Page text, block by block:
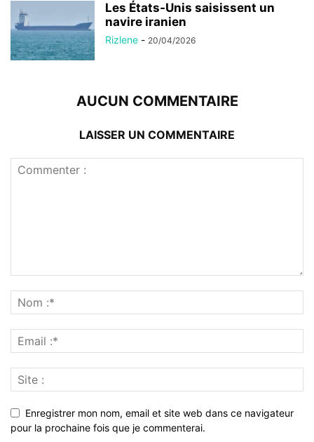
Les États-Unis saisissent un
navire iranien
Rizlene - 20/04/2026
AUCUN COMMENTAIRE
LAISSER UN COMMENTAIRE
Enregistrer mon nom, email et site web dans ce navigateur
pour la prochaine fois que je commenterai.